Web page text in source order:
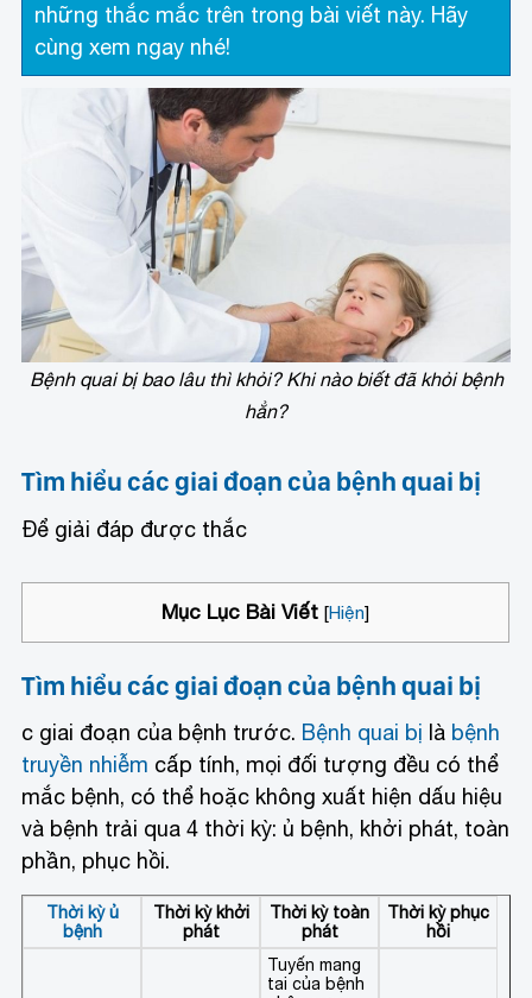
những thắc mắc trên trong bài viết này. Hãy
cùng xem ngay nhé!
Bệnh quai bị bao lâu thì khỏi? Khi nào biết đã khỏi bệnh
hẳn?
Tìm hiểu các giai đoạn của bệnh quai bị
Để giải đáp được thắc
Mục Lục Bài Viết [Hiện]
Tìm hiểu các giai đoạn của bệnh quai bị
c giai đoạn của bệnh trước. Bệnh quai bị là bệnh
truyền nhiễm cấp tính, mọi đối tượng đều có thể
mắc bệnh, có thể hoặc không xuất hiện dấu hiệu
và bệnh trải qua 4 thời kỳ: ủ bệnh, khởi phát, toàn
phần, phục hồi.
Thời kỳ ủ
bệnh
Thời kỳ khởi
phát
Thời kỳ toàn
phát
Thời kỳ phục
hồi
Tuyến mang
tai của bệnh